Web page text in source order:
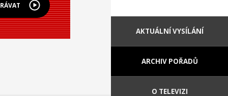
AKTUÁLNÍ VYSÍLÁNÍ
ARCHIV POŘADŮ
O TELEVIZI